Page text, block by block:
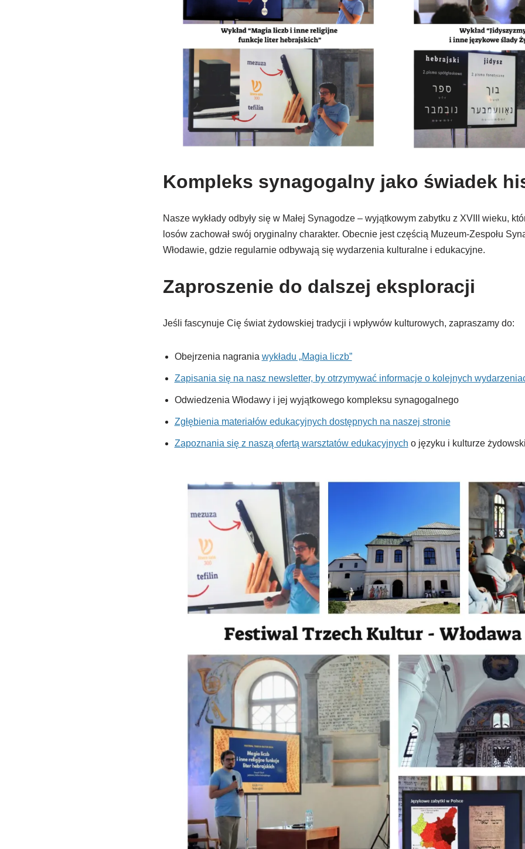
Kompleks synagogalny jako świadek
Nasze wykłady odbyły się w Małej Synagodze – wyjątkowym zabytku z XVIII wieku,
losów zachował swój oryginalny charakter. Obecnie jest częścią Muzeum-Zespołu
Włodawie, gdzie regularnie odbywają się wydarzenia kulturalne i edukacyjne.
Zaproszenie do dalszej eksploracji
Jeśli fascynuje Cię świat żydowskiej tradycji i wpływów kulturowych, zapraszamy do:
Obejrzenia nagrania wykładu „Magia liczb”
Zapisania się na nasz newsletter, by otrzymywać informacje o kolejnych
Odwiedzenia Włodawy i jej wyjątkowego kompleksu synagogalnego
Zgłębienia materiałów edukacyjnych dostępnych na naszej stronie
Zapoznania się z naszą ofertą warsztatów edukacyjnych o języku i kulturze